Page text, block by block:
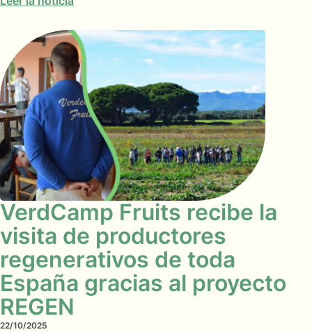
VerdCamp Fruits recibe la
visita de productores
regenerativos de toda
España gracias al proyecto
REGEN
22/10/2025